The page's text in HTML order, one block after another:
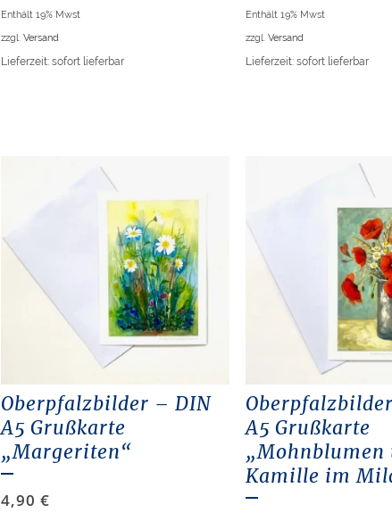
Enthält 19% Mwst
zzgl. Versand
Lieferzeit: sofort lieferbar
Enthält 19% Mwst
zzgl.Versand
Lieferzeit: sofort lieferbar
Oberpfalzbilder – DIN
A5 Grußkarte
„Margeriten“
4,90 €
A5 Grußkarte
„Mohnblumen
Kamille im